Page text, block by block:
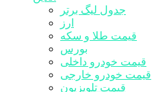
جدول لیگ برتر
ارز
قیمت طلا و سکه
بورس
قیمت خودرو داخلی
قیمت خودرو خارجی
قیمت تلویزیون